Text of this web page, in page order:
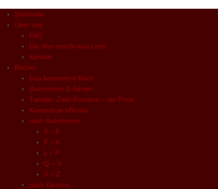
Startseite
Über uns
FAQ
Die Wer macht was Liste
Kontakt
Bücher
Das besondere Buch
Buchreihen & Serien
Twindie: Zwei Romane – ein Preis
Kostenlose eBooks
nach AutorInnen
A – E
F – K
L – P
Q – U
V – Z
nach Genres